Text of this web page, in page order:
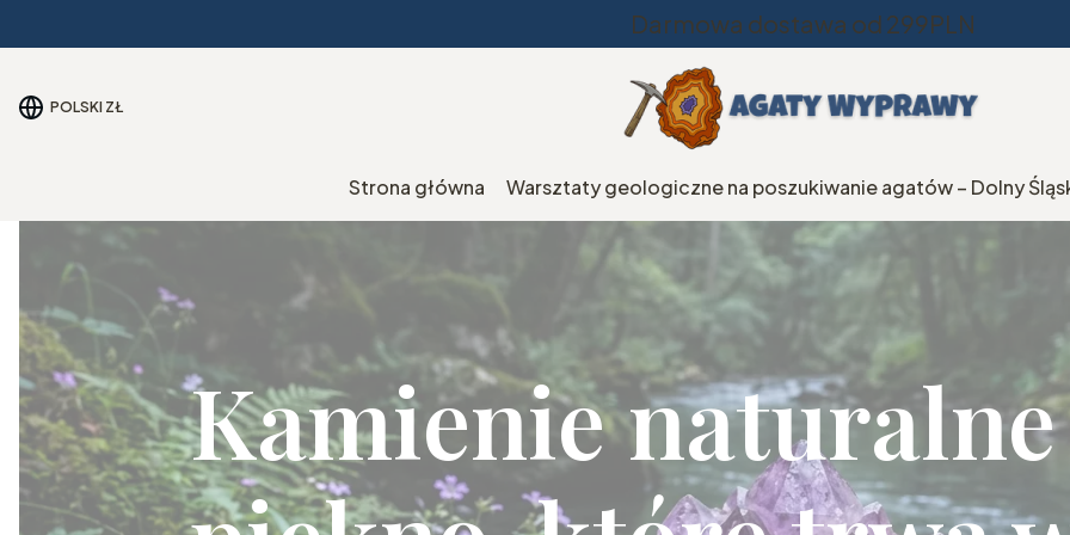
Darmowa dostawa od 299PLN
POLSKI ZŁ
Strona główna Warsztaty geologiczne na poszukiwanie agatów – Dolny
Kamienie